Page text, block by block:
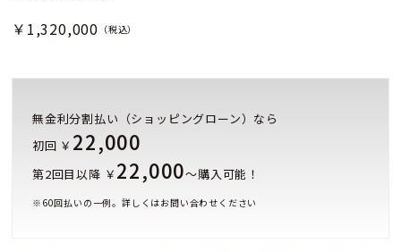
￥1,320,000 （税込）
無金利分割払い（ショッピングローン）なら
初回 ￥ 22,000
第2回目以降 ￥ 22,000～購入可能！
※ 60回払いの一例。詳しくはお問い合わせください